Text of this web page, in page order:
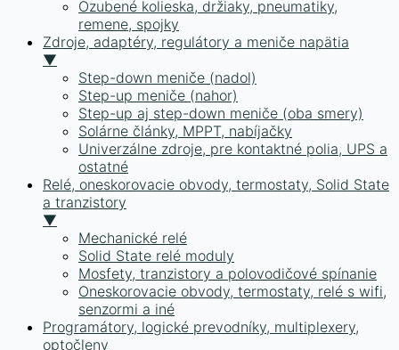
Ozubené kolieska, držiaky, pneumatiky,
remene, spojky
Zdroje, adaptéry, regulátory a meniče napätia
▼
Step-down meniče (nadol)
Step-up meniče (nahor)
Step-up aj step-down meniče (oba smery)
Solárne články, MPPT, nabíjačky
Univerzálne zdroje, pre kontaktné polia, UPS a
ostatné
Relé, oneskorovacie obvody, termostaty, Solid State
a tranzistory
▼
Mechanické relé
Solid State relé moduly
Mosfety, tranzistory a polovodičové spínanie
Oneskorovacie obvody, termostaty, relé s wifi,
senzormi a iné
Programátory, logické prevodníky, multiplexery,
optočleny